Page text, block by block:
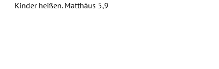
Kinder heißen. Matthäus 5,9